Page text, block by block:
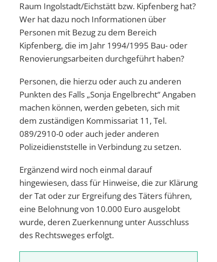
Raum Ingolstadt/Eichstätt bzw. Kipfenberg hat?
Wer hat dazu noch Informationen über
Personen mit Bezug zu dem Bereich
Kipfenberg, die im Jahr 1994/1995 Bau- oder
Renovierungsarbeiten durchgeführt haben?
Personen, die hierzu oder auch zu anderen
Punkten des Falls „Sonja Engelbrecht“ Angaben
machen können, werden gebeten, sich mit
dem zuständigen Kommissariat 11, Tel.
089/2910-0 oder auch jeder anderen
Polizeidienststelle in Verbindung zu setzen.
Ergänzend wird noch einmal darauf
hingewiesen, dass für Hinweise, die zur Klärung
der Tat oder zur Ergreifung des Täters führen,
eine Belohnung von 10.000 Euro ausgelobt
wurde, deren Zuerkennung unter Ausschluss
des Rechtsweges erfolgt.